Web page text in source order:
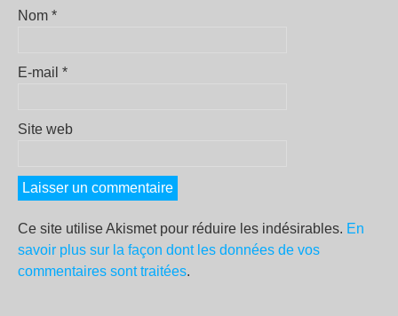
Nom *
E-mail *
Site web
Ce site utilise Akismet pour réduire les indésirables. En
savoir plus sur la façon dont les données de vos
commentaires sont traitées.